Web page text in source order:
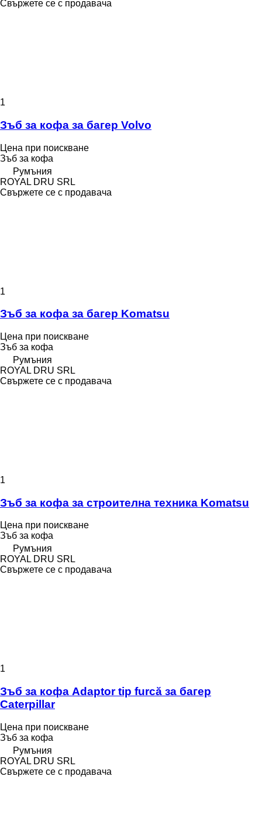
Свържете се с продавача
1
Зъб за кофа за багер Volvo
Цена при поискване
Зъб за кофа
Румъния
ROYAL DRU SRL
Свържете се с продавача
1
Зъб за кофа за багер Komatsu
Цена при поискване
Зъб за кофа
Румъния
ROYAL DRU SRL
Свържете се с продавача
1
Зъб за кофа за строителна техника Komatsu
Цена при поискване
Зъб за кофа
Румъния
ROYAL DRU SRL
Свържете се с продавача
1
Зъб за кофа Adaptor tip furcă за багер
Caterpillar
Цена при поискване
Зъб за кофа
Румъния
ROYAL DRU SRL
Свържете се с продавача